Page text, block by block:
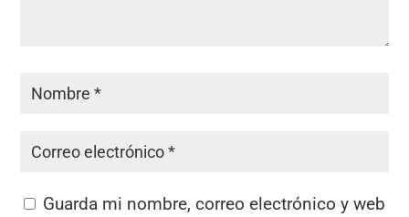
Guarda mi nombre, correo electrónico y web